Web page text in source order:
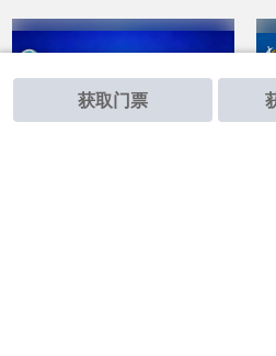
获取门票